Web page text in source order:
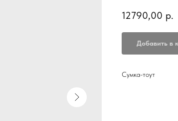
12790,00 р.
Добавить в
Сумка-тоут